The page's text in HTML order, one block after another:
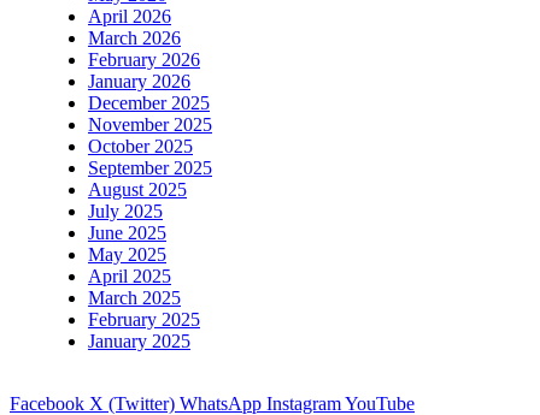
April 2026
March 2026
February 2026
January 2026
December 2025
November 2025
October 2025
September 2025
August 2025
July 2025
June 2025
May 2025
April 2025
March 2025
February 2025
January 2025
Facebook X (Twitter) WhatsApp InstagramYouTube